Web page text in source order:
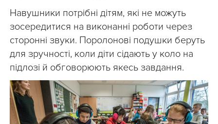
Навушники потрібні дітям, які не можуть
зосередитися на виконанні роботи через
сторонні звуки. Поролонові подушки беруть
для зручності, коли діти сідають у коло на
підлозі й обговорюють якесь завдання.